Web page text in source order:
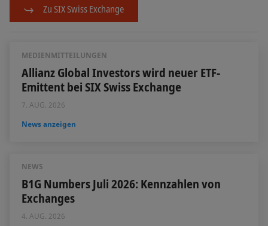
Zu SIX Swiss Exchange
MEDIENMITTEILUNGEN
Allianz Global Investors wird neuer ETF-
Emittent bei SIX Swiss Exchange
7. AUG. 2026
News anzeigen
NEWS
B1G Numbers Juli 2026: Kennzahlen von
Exchanges
4. AUG. 2026